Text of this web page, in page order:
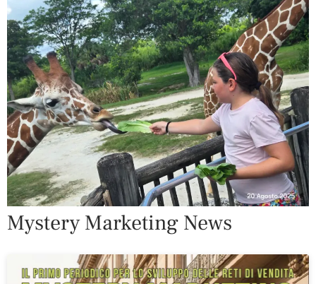
Mystery Marketing News